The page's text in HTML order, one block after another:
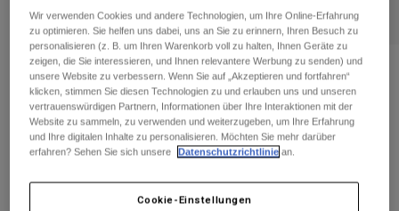
Protektoren
Brillen
Socken
Zubehör
Socken
Taschen & Zubehör
Spare parts
Hoodies und Pullover
Jacken
Hosen
Shirts
Alle anzeigen
Helme
Jerseys
Hosen
Stiefel
Guards
Bewertungen
360 Jersey Limited Edition 50.
Jahrestag
Price reduced from
Wir verwenden Cookies und andere Technologien, um Ihre Online-Erfahrung
zu optimieren. Sie helfen uns dabei, uns an Sie zu erinnern, Ihren Besuch zu
personalisieren (z. B. um Ihren Warenkorb voll zu halten, Ihnen Geräte zu
zeigen, die Sie interessieren, und Ihnen relevantere Werbung zu senden) und
unsere Website zu verbessern. Wenn Sie auf „Akzeptieren und fortfahren“
klicken, stimmen Sie diesen Technologien zu und erlauben uns und unseren
vertrauenswürdigen Partnern, Informationen über Ihre Interaktionen mit der
Website zu sammeln, zu verwenden und weiterzugeben, um Ihre Erfahrung
und Ihre digitalen Inhalte zu personalisieren. Möchten Sie mehr darüber
erfahren? Sehen Sie sich unsere
Datenschutzrichtlinie an.
Cookie-Einstellungen